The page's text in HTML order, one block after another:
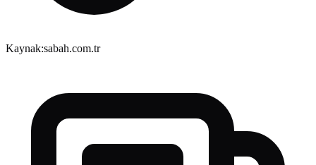
Kaynak:sabah.com.tr